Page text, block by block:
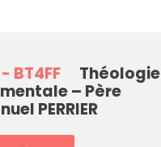
BT4FF
Théologie
– Père
PERRIER